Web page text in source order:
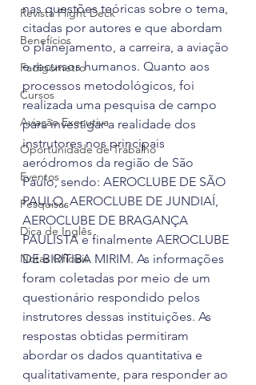
Revista Flight Deck
Benefícios
Fadigômetro
Cursos
Aviação Executiva
Oportunidade de Trabalho
Eventos
Pesquisas
Dica de Inglês
Notas Oficiais
nas questões teóricas sobre o tema,
citadas por autores e que abordam
o planejamento, a carreira, a aviação
e recursos humanos. Quanto aos
processos metodológicos, foi
realizada uma pesquisa de campo
para investigar a realidade dos
instrutores nos principais
aeródromos da região de São
Paulo, sendo: AEROCLUBE DE SÃO
PAULO, AEROCLUBE DE JUNDIAÍ,
AEROCLUBE DE BRAGANÇA
PAULISTA e finalmente AEROCLUBE
DE BIRITIBA MIRIM. As informações
foram coletadas por meio de um
questionário respondido pelos
instrutores dessas instituições. As
respostas obtidas permitiram
abordar os dados quantitativa e
qualitativamente, para responder ao